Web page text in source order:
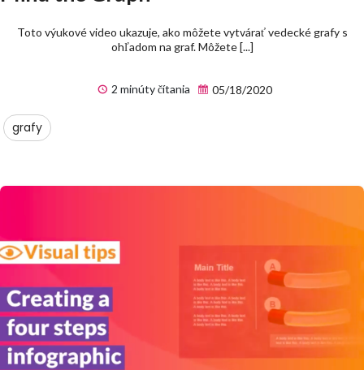
Toto výukové video ukazuje, ako môžete vytvárať vedecké grafy s
ohľadom na graf. Môžete [...]
2 minúty čítania 05/18/2020
grafy